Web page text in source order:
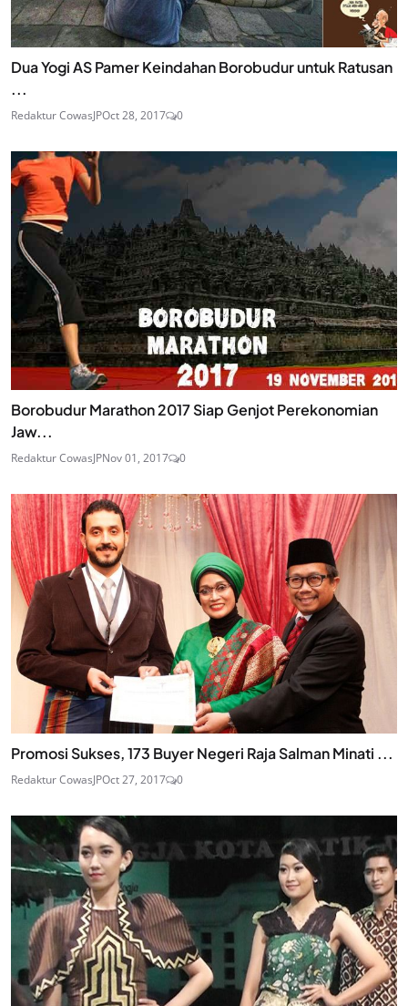
Dua Yogi AS Pamer Keindahan Borobudur untuk Ratusan
...
Redaktur CowasJPOct 28, 2017 0
Borobudur Marathon 2017 Siap Genjot Perekonomian
Jaw...
Redaktur CowasJPNov 01, 2017 0
Promosi Sukses, 173 Buyer Negeri Raja Salman Minati ...
Redaktur CowasJPOct 27, 2017 0